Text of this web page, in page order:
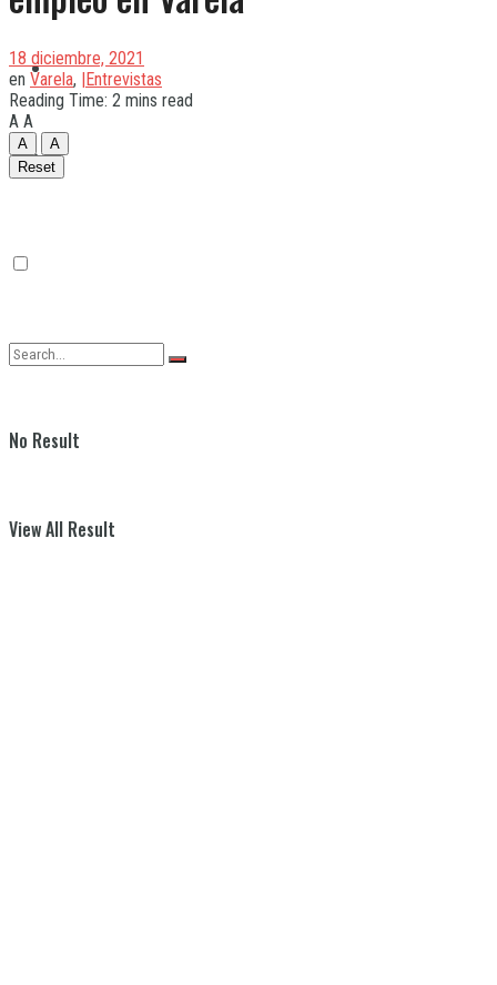
Quilmes
Varela
No Result
View All Result
18 diciembre, 2021
en Varela, |Entrevistas
Reading Time: 2 mins read
A A
A
A
Reset